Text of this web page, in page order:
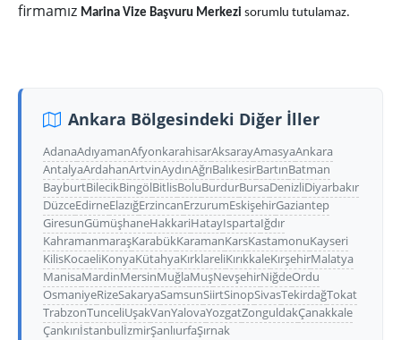
firmamız Marina Vize Başvuru Merkezi sorumlu tutulamaz.
Ankara Bölgesindeki Diğer İller
AdanaAdıyamanAfyonkarahisarAksarayAmasyaAnkara
AntalyaArdahanArtvinAydınAğrıBalıkesirBartınBatman
BayburtBilecikBingölBitlisBoluBurdurBursaDenizliDiyarbakır
DüzceEdirneElazığErzincanErzurumEskişehirGaziantep
GiresunGümüşhaneHakkariHatayIspartaIğdır
KahramanmaraşKarabükKaramanKarsKastamonuKayseri
KilisKocaeliKonyaKütahyaKırklareliKırıkkaleKırşehirMalatya
ManisaMardinMersinMuğlaMuşNevşehirNiğdeOrdu
OsmaniyeRizeSakaryaSamsunSiirtSinopSivasTekirdağTokat
TrabzonTunceliUşakVanYalovaYozgatZonguldakÇanakkale
ÇankırıİstanbulİzmirŞanlıurfaŞırnak